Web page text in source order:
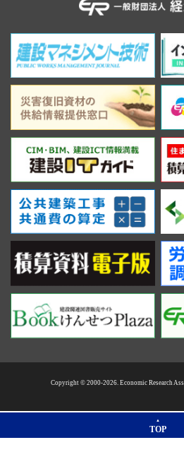
Copyright © 2000-2026. Economic Research
TOP